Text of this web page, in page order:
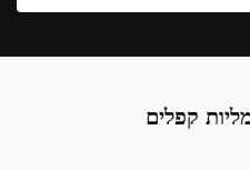
קפלים